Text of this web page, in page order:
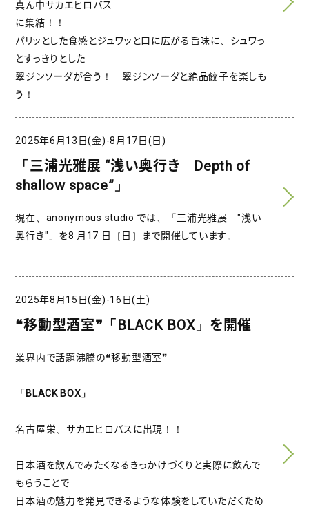
真ん中サカエヒロバス
に集結！！
パリッとした食感とジュワッと口に広がる旨味に、シュワっ
とすっきりとした
翠ジンソーダが合う！ 翠ジンソーダと絶品餃子を楽しも
う！
2025年6月13日(金)-8月17日(日)
「三浦光雅展 “浅い奥行き Depth of
shallow space”」
現在、anonymous studio では、「三浦光雅展 "浅い
奥行き"」を8 月17 日［日］まで開催しています。
2025年8月15日(金)-16日(土)
❝移動型酒室❞「BLACK BOX」を開催
業界内で話題沸騰の❝移動型酒室❞
「BLACK BOX」
名古屋栄、サカエヒロバスに出現！！
日本酒を飲んでみたくなるきっかけづくりと実際に飲んで
もらうことで
日本酒の魅力を発見できるような体験をしていただくため